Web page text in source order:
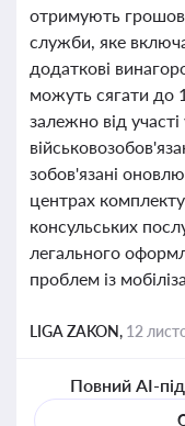
отримують
служби, яке
додаткові
можуть сягати до
залежно від
зобов'язані
центрах
консульських
легального
проблем із
LIGA ZAKON, 12
Повний AI-